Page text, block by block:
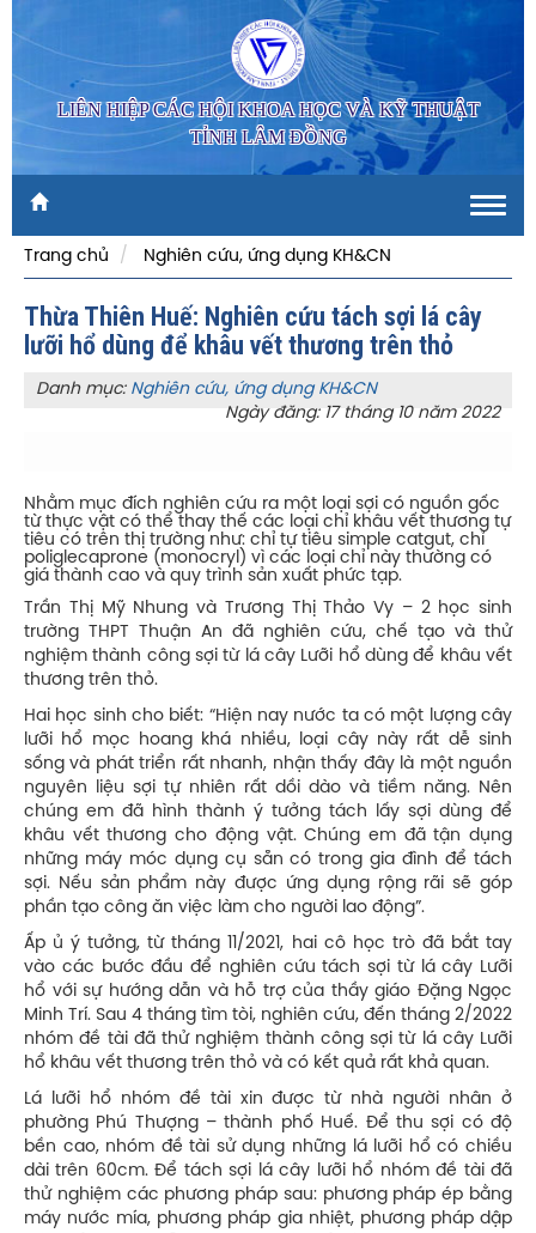
LIÊN HIỆP CÁC HỘI KHOA HỌC VÀ KỸ THUẬT
TỈNH LÂM ĐỒNG
Trang chủ
Nghiên cứu, ứng dụng KH&CN
Thừa Thiên Huế: Nghiên cứu tách sợi lá cây
lưỡi hổ dùng để khâu vết thương trên thỏ
Danh mục: Nghiên cứu, ứng dụng KH&CN
Ngày đăng: 17 tháng 10 năm 2022
Nhằm mục đích nghiên cứu ra một loại sợi có nguồn gốc
từ thực vật có thể thay thế các loại chỉ khâu vết thương tự
tiêu có trên thị trường như: chỉ tự tiêu simple catgut, chỉ
poliglecaprone (monocryl) vì các loại chỉ này thường có
giá thành cao và quy trình sản xuất phức tạp.
Trần Thị Mỹ Nhung và Trương Thị Thảo Vy – 2 học sinh
trường THPT Thuận An đã nghiên cứu, chế tạo và thử
nghiệm thành công sợi từ lá cây Lưỡi hổ dùng để khâu vết
thương trên thỏ.
Hai học sinh cho biết: “Hiện nay nước ta có một lượng cây
lưỡi hổ mọc hoang khá nhiều, loại cây này rất dễ sinh
sống và phát triển rất nhanh, nhận thấy đây là một nguồn
nguyên liệu sợi tự nhiên rất dồi dào và tiềm năng. Nên
chúng em đã hình thành ý tưởng tách lấy sợi dùng để
khâu vết thương cho động vật. Chúng em đã tận dụng
những máy móc dụng cụ sẵn có trong gia đình để tách
sợi. Nếu sản phẩm này được ứng dụng rộng rãi sẽ góp
phần tạo công ăn việc làm cho người lao động”.
Ấp ủ ý tưởng, từ tháng 11/2021, hai cô học trò đã bắt tay
vào các bước đầu để nghiên cứu tách sợi từ lá cây Lưỡi
hổ với sự hướng dẫn và hỗ trợ của thầy giáo Đặng Ngọc
Minh Trí. Sau 4 tháng tìm tòi, nghiên cứu, đến tháng 2/2022
nhóm đề tài đã thử nghiệm thành công sợi từ lá cây Lưỡi
hổ khâu vết thương trên thỏ và có kết quả rất khả quan.
Lá lưỡi hổ nhóm đề tài xin được từ nhà người nhân ở
phường Phú Thượng – thành phố Huế. Để thu sợi có độ
bền cao, nhóm đề tài sử dụng những lá lưỡi hổ có chiều
dài trên 60cm. Để tách sợi lá cây lưỡi hổ nhóm đề tài đã
thử nghiệm các phương pháp sau: phương pháp ép bằng
máy nước mía, phương pháp gia nhiệt, phương pháp dập